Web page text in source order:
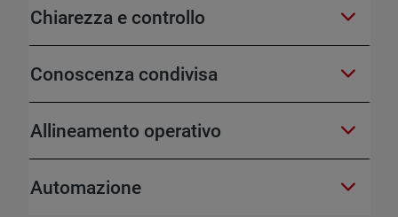
Chiarezza e controllo
Conoscenza condivisa
Allineamento operativo
Automazione